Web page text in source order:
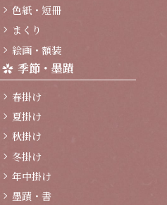
色紙・短冊
まくり
絵画・額装
季節・墨蹟
春掛け
夏掛け
秋掛け
冬掛け
年中掛け
墨蹟・書